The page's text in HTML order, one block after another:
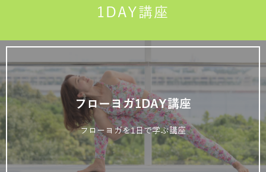
1DAY講座
フローヨガ1DAY講座
フローヨガを1日で学ぶ講座